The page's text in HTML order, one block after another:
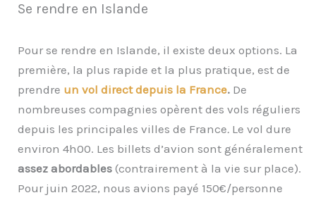
Se rendre en Islande
Pour se rendre en Islande, il existe deux options. La
première, la plus rapide et la plus pratique, est de
prendre un vol direct depuis la France. De
nombreuses compagnies opèrent des vols réguliers
depuis les principales villes de France. Le vol dure
environ 4h00. Les billets d’avion sont généralement
assez abordables (contrairement à la vie sur place).
Pour juin 2022, nous avions payé 150€/personne